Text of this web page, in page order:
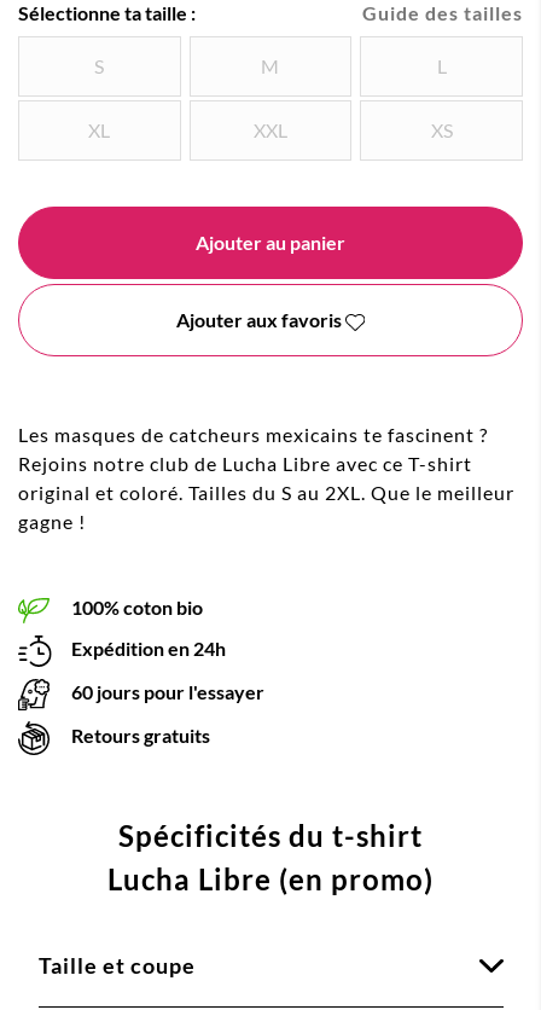
Guide des tailles
Sélectionne ta taille :
S M L
XL XXL XS
Ajouter au panier
Ajouter aux favoris
Les masques de catcheurs mexicains te fascinent ?
Rejoins notre club de Lucha Libre avec ce T-shirt
original et coloré. Tailles du S au 2XL. Que le meilleur
gagne !
100% coton bio
Expédition en 24h
60 jours pour l'essayer
Retours gratuits
Spécificités du t-shirt
Lucha Libre (en promo)
Taille et coupe